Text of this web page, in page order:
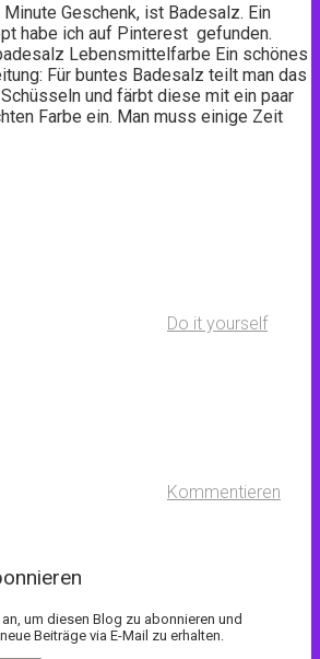
Geschenk, ist Badesalz. Ein
habe ich auf Pinterest gefunden.
Lebensmittelfarbe Ein schönes
Für buntes Badesalz teilt man das
und färbt diese mit ein paar
Farbe ein. Man muss einige Zeit
Do it yourself
Kommentieren
um diesen Blog zu abonnieren und
Beiträge via E-Mail zu erhalten.